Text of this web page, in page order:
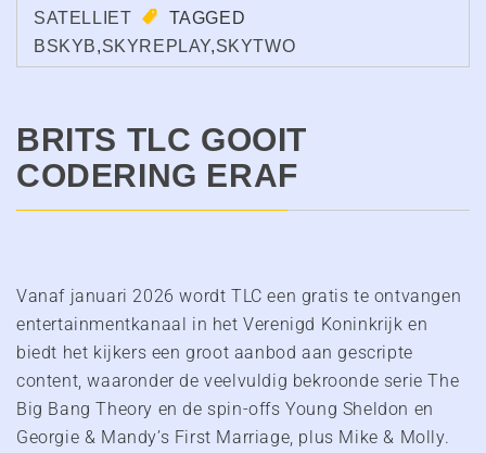
SATELLIET
TAGGED
BSKYB,SKYREPLAY,SKYTWO
BRITS TLC GOOIT
CODERING ERAF
Vanaf januari 2026 wordt TLC een gratis te ontvangen
entertainmentkanaal in het Verenigd Koninkrijk en
biedt het kijkers een groot aanbod aan gescripte
content, waaronder de veelvuldig bekroonde serie The
Big Bang Theory en de spin-offs Young Sheldon en
Georgie & Mandy’s First Marriage, plus Mike & Molly.